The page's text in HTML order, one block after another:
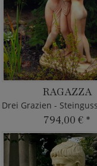
RAGAZZA
794,00 € *